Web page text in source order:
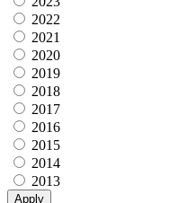
2022
2021
2020
2019
2018
2017
2016
2015
2014
2013